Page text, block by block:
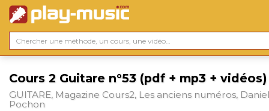
Cours 2 Guitare n°53 (pdf + mp3 + vidéos)
GUITARE, Magazine Cours2, Les anciens numéros,
Pochon